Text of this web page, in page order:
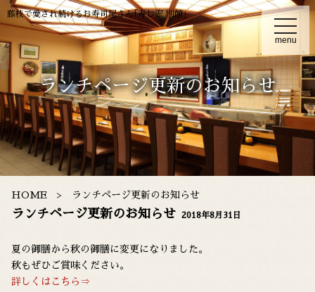
t
o
g
g
l
n
a
v
i
g
menu
藤枝で愛され続けるお寿司屋さん｢寿し宏 別館｣
ランチページ更新のお知らせ
HOME ランチページ更新のお知らせ
ランチページ更新のお知らせ 2018年8月31日
夏の御膳から秋の御膳に変更になりました。
秋もぜひご賞味ください。
詳しくはこちら⇒